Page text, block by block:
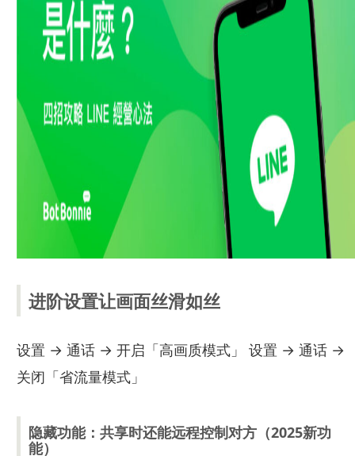
进阶设置让画面丝滑如丝
设置 → 通话 → 开启「高画质模式」 设置 → 通话 →
关闭「省流量模式」
隐藏功能：共享时还能远程控制对方（2025新功
能）